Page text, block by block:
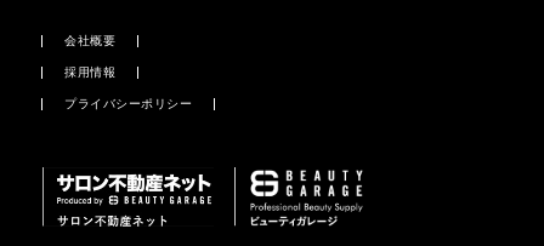
会社概要
採用情報
プライバシーポリシー